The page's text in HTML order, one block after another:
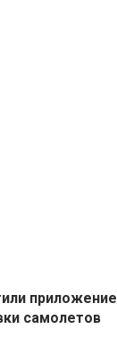
приложение
самолетов